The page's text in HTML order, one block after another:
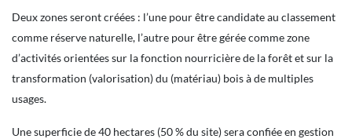
Deux zones seront créées : l’une pour être candidate au classement
comme réserve naturelle, l’autre pour être gérée comme zone
d’activités orientées sur la fonction nourricière de la forêt et sur la
transformation (valorisation) du (matériau) bois à de multiples
usages.
Une superficie de 40 hectares (50 % du site) sera confiée en gestion